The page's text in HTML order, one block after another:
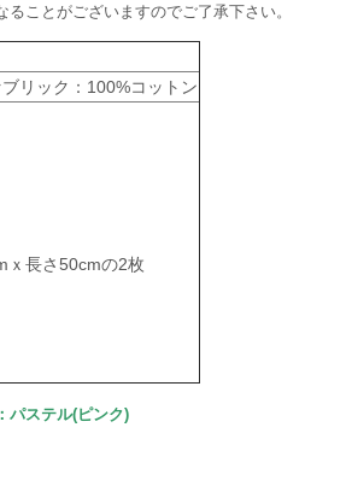
ことがございますのでご了承下さい。
リック：100%コットン
ｘ長さ50cmの2枚
パステル(ピンク)